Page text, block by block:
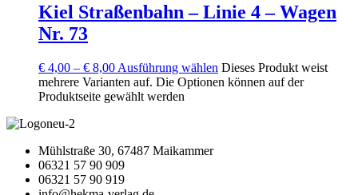
Kiel Straßenbahn – Linie 4 – Wagen
Nr. 73
€ 4,00 – € 8,00 Ausführung wählen Dieses Produkt weist
mehrere Varianten auf. Die Optionen können auf der
Produktseite gewählt werden
Mühlstraße 30, 67487 Maikammer
06321 57 90 909
06321 57 90 919